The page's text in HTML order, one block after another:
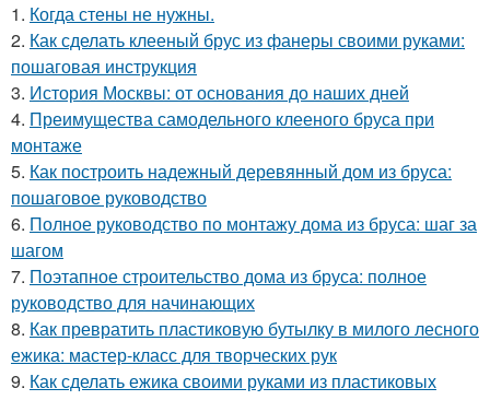
1. Когда стены не нужны.
2. Как сделать клееный брус из фанеры своими руками:
пошаговая инструкция
3. История Москвы: от основания до наших дней
4. Преимущества самодельного клееного бруса при
монтаже
5. Как построить надежный деревянный дом из бруса:
пошаговое руководство
6. Полное руководство по монтажу дома из бруса: шаг за
шагом
7. Поэтапное строительство дома из бруса: полное
руководство для начинающих
8. Как превратить пластиковую бутылку в милого лесного
ежика: мастер-класс для творческих рук
9. Как сделать ежика своими руками из пластиковых